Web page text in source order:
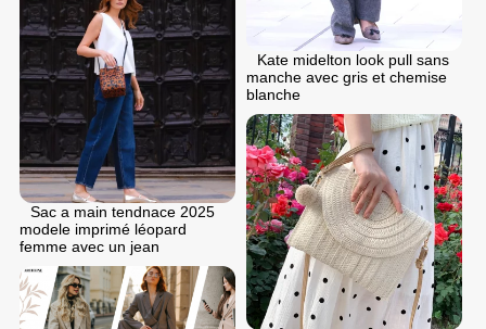
Kate midelton look pull sans
manche avec gris et chemise
blanche
Sac a main tendnace 2025
modele imprimé léopard
femme avec un jean